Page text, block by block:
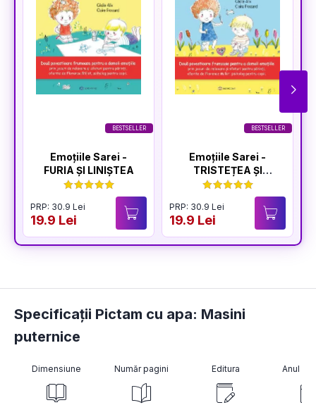
BESTSELLER
Emoțiile Sarei -
FURIA ȘI LINIȘTEA
PRP: 30.9 Lei
19.9 Lei
BESTSELLER
Emoțiile Sarei -
TRISTEȚEA ȘI
BUCURIA
PRP: 30.9 Lei
19.9 Lei
Specificații Pictam cu apa: Masini
puternice
Dimensiune Număr pagini Editura Anul